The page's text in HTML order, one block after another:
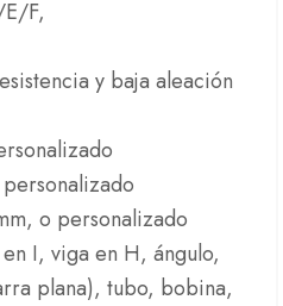
F,
y baja aleación
o personalizado
I, viga en H, ángulo,
plana), tubo, bobina,